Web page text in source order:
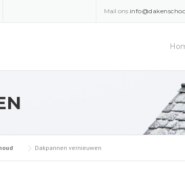
Mail ons
Dakpannen vernieuwen